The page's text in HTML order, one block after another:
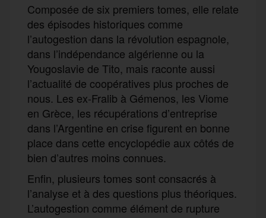
Composée de six premiers tomes, elle relate
des épisodes historiques comme
l’autogestion dans la révolution espagnole,
dans l’indépendance algérienne ou la
Yougoslavie de Tito, mais raconte aussi
l’actualité de coopératives plus proches de
nous. Les ex-Fralib à Gémenos, les Viome
en Grèce, les récupérations d’entreprise
dans l’Argentine en crise figurent en bonne
place dans cette encyclopédie aux côtés de
bien d’autres moins connues.
Enfin, plusieurs tomes sont consacrés à
l’analyse et à des questions plus théoriques.
L’autogestion comme élément de rupture